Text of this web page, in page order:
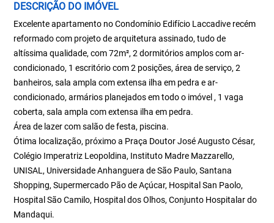
DESCRIÇÃO DO IMÓVEL
Excelente apartamento no Condomínio Edifício Laccadive recém
reformado com projeto de arquitetura assinado, tudo de
altíssima qualidade, com 72m², 2 dormitórios amplos com ar-
condicionado, 1 escritório com 2 posições, área de serviço, 2
banheiros, sala ampla com extensa ilha em pedra e ar-
condicionado, armários planejados em todo o imóvel , 1 vaga
coberta, sala ampla com extensa ilha em pedra.
Área de lazer com salão de festa, piscina.
Ótima localização, próximo a Praça Doutor José Augusto César,
Colégio Imperatriz Leopoldina, Instituto Madre Mazzarello,
UNISAL, Universidade Anhanguera de São Paulo, Santana
Shopping, Supermercado Pão de Açúcar, Hospital San Paolo,
Hospital São Camilo, Hospital dos Olhos, Conjunto Hospitalar do
Mandaqui.